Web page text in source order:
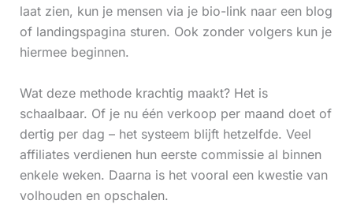
laat zien, kun je mensen via je bio-link naar een blog
of landingspagina sturen. Ook zonder volgers kun je
hiermee beginnen.
Wat deze methode krachtig maakt? Het is
schaalbaar. Of je nu één verkoop per maand doet of
dertig per dag – het systeem blijft hetzelfde. Veel
affiliates verdienen hun eerste commissie al binnen
enkele weken. Daarna is het vooral een kwestie van
volhouden en opschalen.